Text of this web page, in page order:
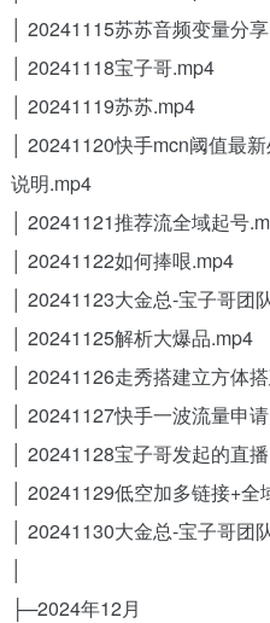
│ 20241115苏苏音频变量分
│ 20241118宝子哥.mp4
│ 20241119苏苏.mp4
│ 20241120快手mcn阈值最
说明.mp4
│ 20241121推荐流全域起号
│ 20241122如何捧哏.mp4
│ 20241123大金总-宝子哥团
│ 20241125解析大爆品.mp4
│ 20241126走秀搭建立方体
│ 20241127快手一波流量申
│ 20241128宝子哥发起的直
│ 20241129低空加多链接+全
│ 20241130大金总-宝子哥团
├─2024年12月